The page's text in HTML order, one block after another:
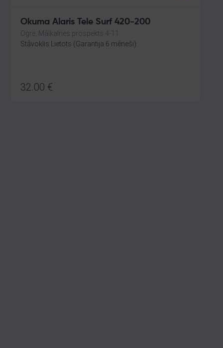
Okuma Alaris Tele Surf 420-200
Ogre, Mālkalnes prospekts 4-11
Stāvoklis Lietots (Garantija 6 mēneši)
32.00 €